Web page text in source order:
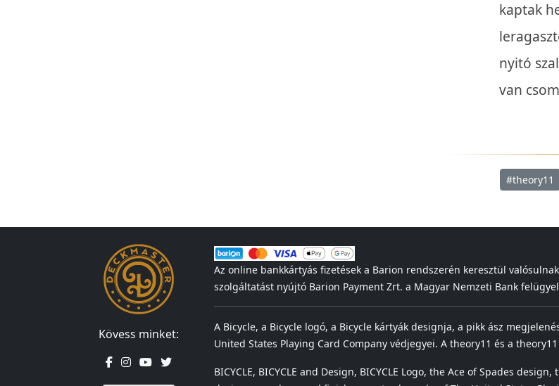
kaptak
nyitó
van
#theory11
Kövess minket:
Az online bankkártyás fizetések a Barion rendszerén keresztül
szolgáltatást nyújtó Barion Payment Zrt. a Magyar Nemzeti Bank
A Bicycle, a Bicycle logó, a Bicycle kártyák designja, a pikk ász
United States Playing Card Company védjegyei. A theory11 és a
BICYCLE, BICYCLE and Design, BICYCLE Logo, the Ace of Spades